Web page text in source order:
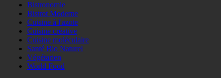
Bistronomie
Bistrot Moderne
Cuisine à l'azote
Cuisine créative
Cuisine moléculaire
Santé Bio Naturel
Végétarien
World Food